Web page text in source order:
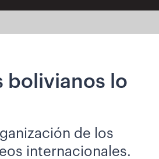
bolivianos lo
de los
internacionales.